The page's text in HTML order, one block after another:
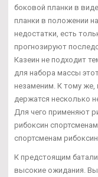
боковой планки в
планки в положении
недостатки, есть
прогнозируют
Казеин не подходит
для набора массы
незаменим. К тому же,
держатся несколько
Для чего применяют
рибоксин
спортсменам
К предстоящим
высокие ожидания.